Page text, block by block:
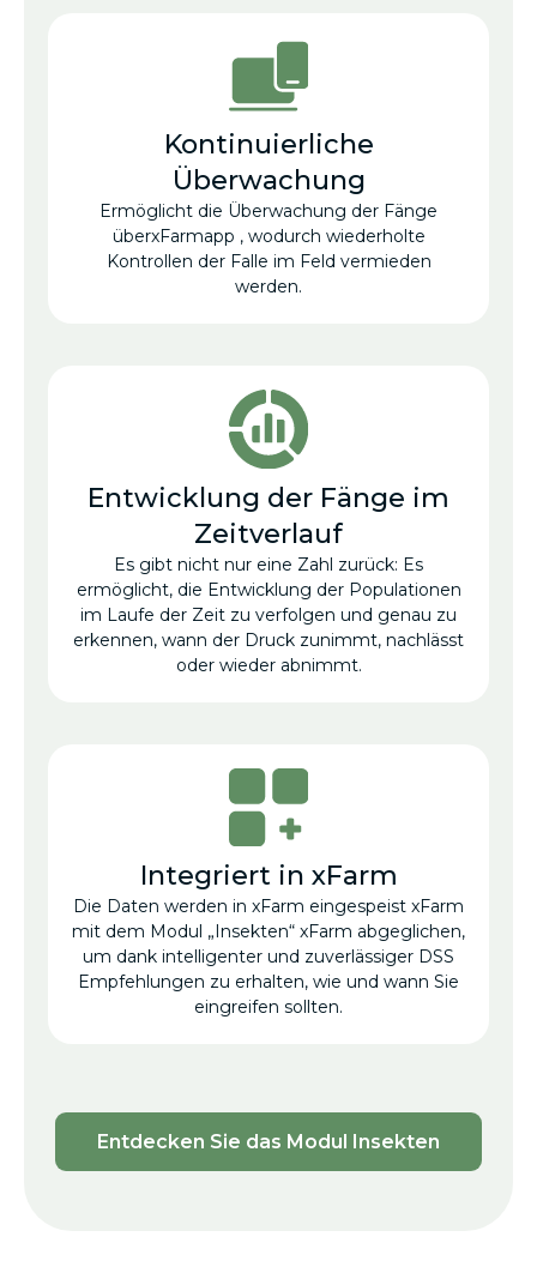
Kontinuierliche
Überwachung
Ermöglicht die Überwachung der Fänge
überxFarmapp , wodurch wiederholte
Kontrollen der Falle im Feld vermieden
werden.
Entwicklung der Fänge im
Zeitverlauf
Es gibt nicht nur eine Zahl zurück: Es
ermöglicht, die Entwicklung der Populationen
im Laufe der Zeit zu verfolgen und genau zu
erkennen, wann der Druck zunimmt, nachlässt
oder wieder abnimmt.
Integriert in xFarm
Die Daten werden in xFarm eingespeist xFarm
mit dem Modul „Insekten“ xFarm abgeglichen,
um dank intelligenter und zuverlässiger DSS
Empfehlungen zu erhalten, wie und wann Sie
eingreifen sollten.
Entdecken Sie das Modul Insekten